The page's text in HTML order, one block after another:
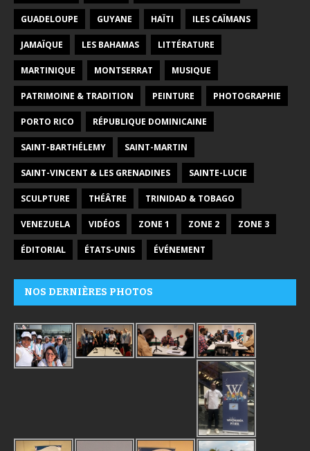
GUADELOUPE GUYANE HAÏTI ILES CAÏMANS
JAMAÏQUE LES BAHAMAS LITTÉRATURE
MARTINIQUE MONTSERRAT MUSIQUE
PATRIMOINE & TRADITION PEINTURE PHOTOGRAPHIE
PORTO RICO RÉPUBLIQUE DOMINICAINE
SAINT-BARTHÉLEMY SAINT-MARTIN
SAINT-VINCENT & LES GRENADINES SAINTE-LUCIE
SCULPTURE THÉÂTRE TRINIDAD & TOBAGO
VENEZUELA VIDÉOS ZONE 1 ZONE 2 ZONE 3
ÉDITORIAL ÉTATS-UNIS ÉVÉNEMENT
NOS DERNIÈRES PHOTOS